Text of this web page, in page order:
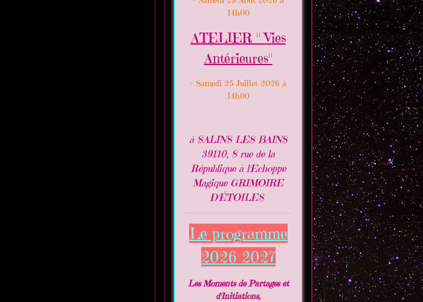
14h00
ATELIER " Vies
Antérieures"
- Samedi 25 Juillet 2026 à
14h00
à SALINS LES BAINS
39110, 8 rue de la
République à l'Echoppe
Magique GRIMOIRE
D'ÉTOILES
Le programme
2026-2027
Les Moments de Partages et
d'Initiations,